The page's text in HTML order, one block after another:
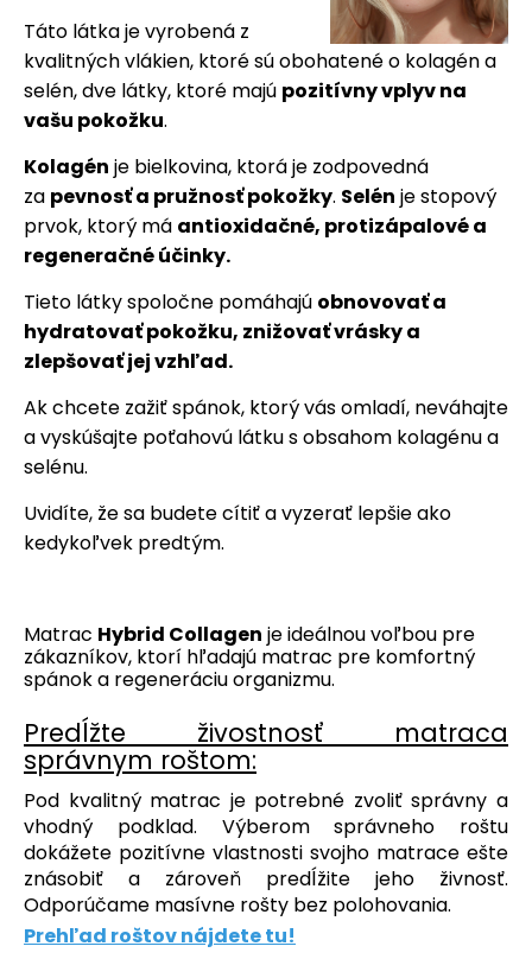
Táto látka je vyrobená z
kvalitných vlákien, ktoré sú obohatené o kolagén a
selén, dve látky, ktoré majú pozitívny vplyv na
vašu pokožku.
Kolagén je bielkovina, ktorá je zodpovedná
za pevnosť a pružnosť pokožky. Selén je stopový
prvok, ktorý má antioxidačné, protizápalové a
regeneračné účinky.
Tieto látky spoločne pomáhajú obnovovať a
hydratovať pokožku, znižovať vrásky a
zlepšovať jej vzhľad.
Ak chcete zažiť spánok, ktorý vás omladí, neváhajte
a vyskúšajte poťahovú látku s obsahom kolagénu a
selénu.
Uvidíte, že sa budete cítiť a vyzerať lepšie ako
kedykoľvek predtým.
Matrac Hybrid Collagen je ideálnou voľbou pre
zákazníkov, ktorí hľadajú matrac pre komfortný
spánok a regeneráciu organizmu.
Predĺžte živostnosť matraca
správnym roštom:
Pod kvalitný matrac je potrebné zvoliť správny a
vhodný podklad. Výberom správneho roštu
dokážete pozitívne vlastnosti svojho matrace ešte
znásobiť a zároveň predĺžite jeho živnosť.
Odporúčame masívne rošty bez polohovania.
Prehľad roštov nájdete tu!